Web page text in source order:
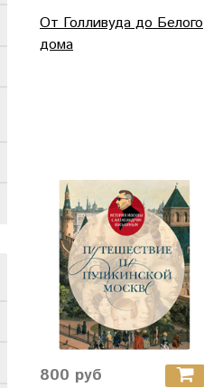
От Голливуда до Белого
дома
800 руб